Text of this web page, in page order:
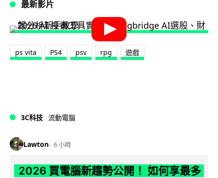
最新影片
ps vita PS4 psv rpg 遊戲
3C科技 流動電腦
Lawton 6 小時
2026 買電腦新趨勢公開！ 如何享最多